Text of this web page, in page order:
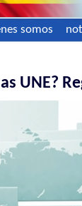
somos
UNE?